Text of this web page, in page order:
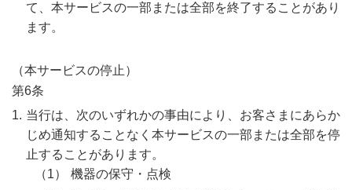
て、本サービスの一部または全部を終了することがあり
ます。
（本サービスの停止）
第6条
当行は、次のいずれかの事由により、お客さまにあらか
じめ通知することなく本サービスの一部または全部を停
止することがあります。
機器の保守・点検